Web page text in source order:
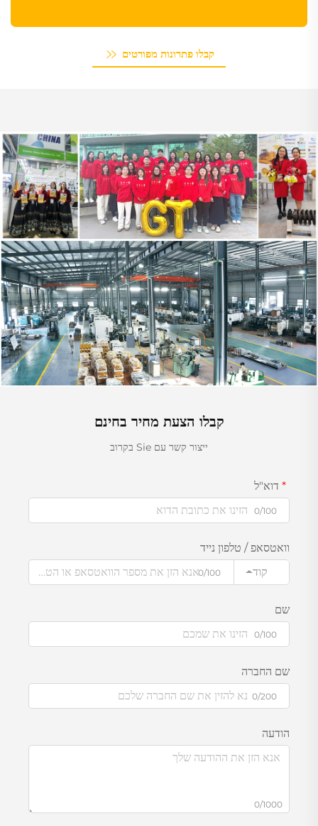
קבלו פתרונות מפורטים
קבלו הצעת מחיר בחינם
ייצור קשר עם Sie בקרוב
דוא"ל
0/100
וואטסאפ / טלפון נייד
קוד
0/100
שם
0/100
שם החברה
0/200
הודעה
0/1000